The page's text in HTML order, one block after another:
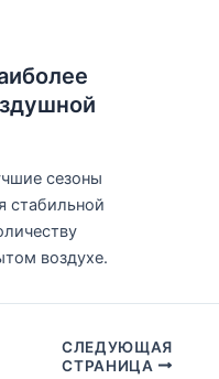
сезоны
стабильной
воздухе.
СЛЕДУЮЩАЯ
СТРАНИЦА